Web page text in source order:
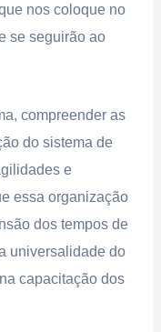
nos coloque no
se seguirão ao
compreender as
do sistema de
e
essa organização
dos tempos de
universalidade do
capacitação dos